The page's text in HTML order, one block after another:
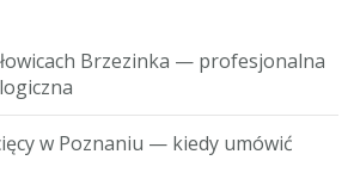
Brzezinka — profesjonalna
w Poznaniu — kiedy umówić